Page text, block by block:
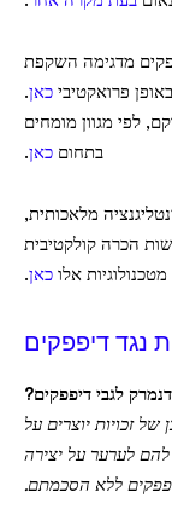
מדגימה השקפת
פרואקטיבי כאן.
לפי מגוון מומחים
בתחום כאן.
מלאכותית,
הכרה קולקטיבית
אלו כאן.
נגד דיפפקים
לגבי דיפפקים?
זכויות יוצרים על
לערער על יצירה
ללא הסכמתם.